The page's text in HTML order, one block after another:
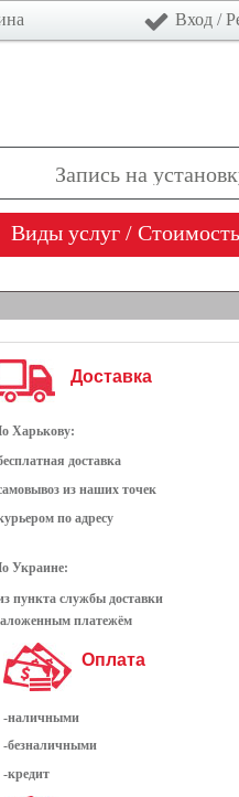
Вход /
Виды услуг / Стоимость
Доставка
Харькову:
доставка
из наших точек
по адресу
Украине:
пункта службы доставки
платежём
Оплата
-наличными
-безналичными
-кредит